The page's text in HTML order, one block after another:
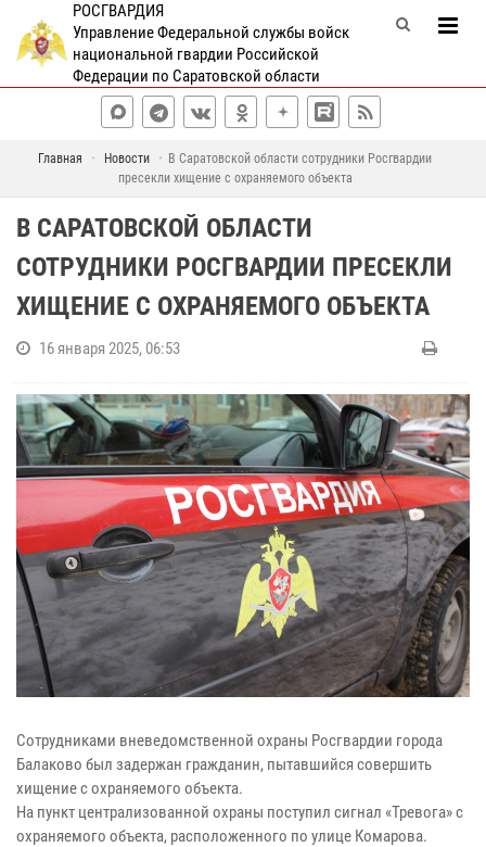
РОСГВАРДИЯ
Управление Федеральной службы войск
национальной гвардии Российской
Федерации по Саратовской области
Главная Новости
В Саратовской области сотрудники Росгвардии
пресекли хищение с охраняемого объекта
В САРАТОВСКОЙ ОБЛАСТИ
СОТРУДНИКИ РОСГВАРДИИ ПРЕСЕКЛИ
ХИЩЕНИЕ С ОХРАНЯЕМОГО ОБЪЕКТА
16 января 2025, 06:53
Сотрудниками вневедомственной охраны Росгвардии города
Балаково был задержан гражданин, пытавшийся совершить
хищение с охраняемого объекта.
На пункт централизованной охраны поступил сигнал «Тревога» с
охраняемого объекта, расположенного по улице Комарова.